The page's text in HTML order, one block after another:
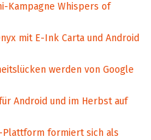
Kampagne Whispers of
mit E-Ink Carta und Android
werden von Google
Android und im Herbst auf
Plattform formiert sich als